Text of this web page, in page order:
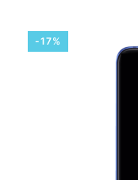
-17%